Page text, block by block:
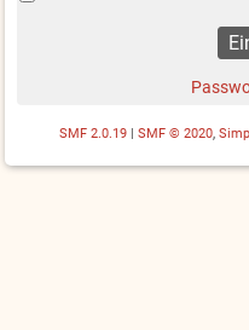
SMF 2.0.19 SMF © 2020,